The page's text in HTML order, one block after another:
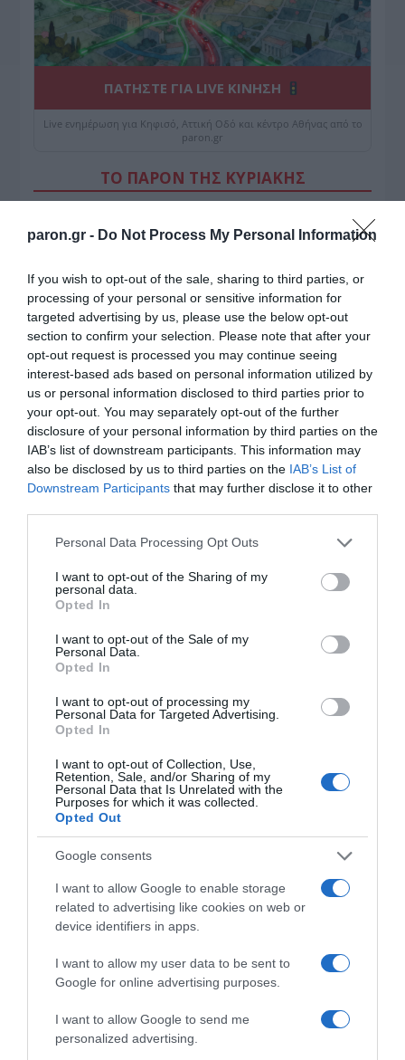
paron.gr - Do Not Process My Personal Information
If you wish to opt-out of the sale, sharing to third parties, or
processing of your personal or sensitive information for
targeted advertising by us, please use the below opt-out
section to confirm your selection. Please note that after your
opt-out request is processed you may continue seeing
interest-based ads based on personal information utilized by
us or personal information disclosed to third parties prior to
your opt-out. You may separately opt-out of the further
disclosure of your personal information by third parties on the
IAB’s list of downstream participants. This information may
also be disclosed by us to third parties on the IAB’s List of
Downstream Participants that may further disclose it to other
Please note that this website/app uses one or more Google
not limited to your visit or usage behaviour. You may click to
grant or deny consent to Google and its third-party tags to
use your data for below specified purposes in below Google
consent section.
Personal Data Processing Opt Outs
I want to opt-out of the Sharing of my
personal data.
Opted In
I want to opt-out of the Sale of my
Personal Data.
Opted In
I want to opt-out of processing my
Personal Data for Targeted Advertising.
Opted In
I want to opt-out of Collection, Use,
Retention, Sale, and/or Sharing of my
Personal Data that Is Unrelated with the
Purposes for which it was collected.
Opted Out
Google consents
I want to allow Google to enable storage
related to advertising like cookies on web or
device identifiers in apps.
I want to allow my user data to be sent to
Google for online advertising purposes.
I want to allow Google to send me
personalized advertising.
ΠΑΤΗΣΤΕ ΓΙΑ LIVE ΚΙΝΗΣΗ
Live ενημέρωση για Κηφισό, Αττική Οδό και κέντρο Αθήνας από το
paron.gr
ΤΟ ΠΑΡΟΝ ΤΗΣ ΚΥΡΙΑΚΗΣ
ΔΙΑΒΑΣΤΕ ΚΑΙ ΤΑ ΠΑΡΑΚΑΤΩ
Κλασικός Δεκαπενταύγουστος με ηλιοφάνεια, υψηλές
θερμοκρασίες και ισχυρά μελτέμια την εβδομάδα
ΤΟ ΠΑΡΟΝ: Ρυθμιστής ο Αντώνης Σαμαράς – Απειλή
Όρθρος και Θεία Λειτουργία live: Δείτε την Κυριακή Ι΄